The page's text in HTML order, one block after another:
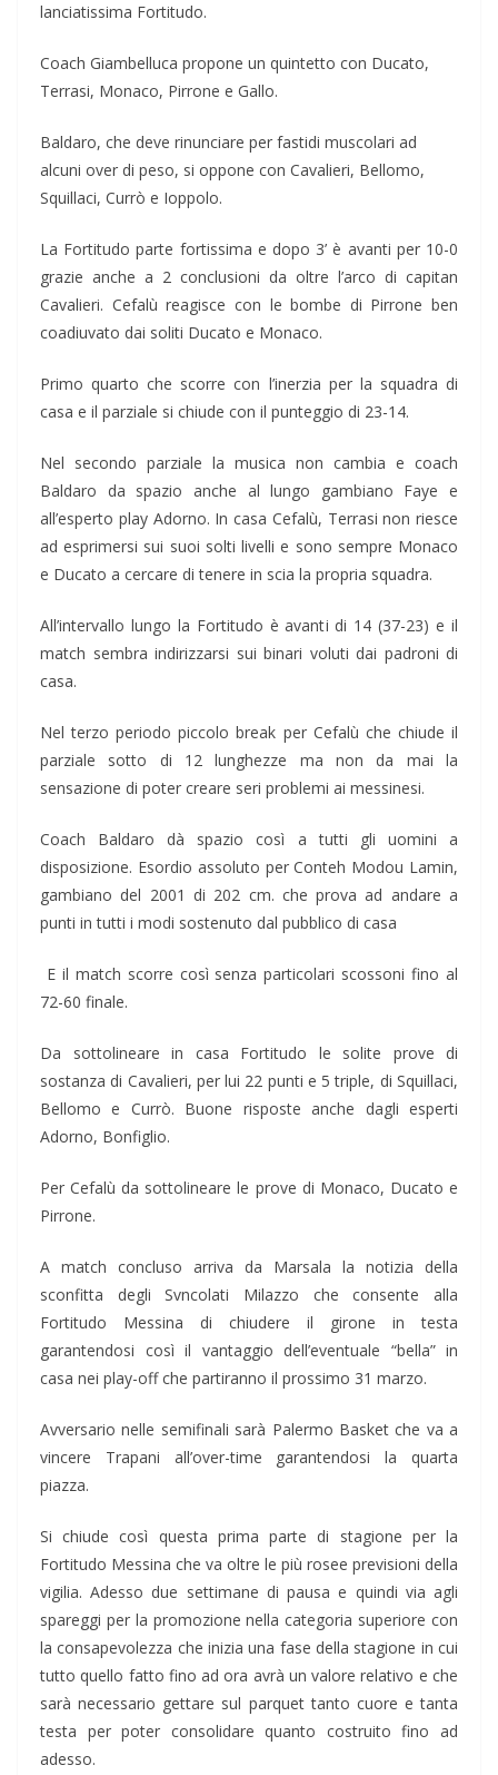
lanciatissima Fortitudo.
Coach Giambelluca propone un quintetto con Ducato,
Terrasi, Monaco, Pirrone e Gallo.
Baldaro, che deve rinunciare per fastidi muscolari ad
alcuni over di peso, si oppone con Cavalieri, Bellomo,
Squillaci, Currò e Ioppolo.
La Fortitudo parte fortissima e dopo 3’ è avanti per 10-0
grazie anche a 2 conclusioni da oltre l’arco di capitan
Cavalieri. Cefalù reagisce con le bombe di Pirrone ben
coadiuvato dai soliti Ducato e Monaco.
Primo quarto che scorre con l’inerzia per la squadra di
casa e il parziale si chiude con il punteggio di 23-14.
Nel secondo parziale la musica non cambia e coach
Baldaro da spazio anche al lungo gambiano Faye e
all’esperto play Adorno. In casa Cefalù, Terrasi non riesce
ad esprimersi sui suoi solti livelli e sono sempre Monaco
e Ducato a cercare di tenere in scia la propria squadra.
All’intervallo lungo la Fortitudo è avanti di 14 (37-23) e il
match sembra indirizzarsi sui binari voluti dai padroni di
casa.
Nel terzo periodo piccolo break per Cefalù che chiude il
parziale sotto di 12 lunghezze ma non da mai la
sensazione di poter creare seri problemi ai messinesi.
Coach Baldaro dà spazio così a tutti gli uomini a
disposizione. Esordio assoluto per Conteh Modou Lamin,
gambiano del 2001 di 202 cm. che prova ad andare a
punti in tutti i modi sostenuto dal pubblico di casa
E il match scorre così senza particolari scossoni fino al
72-60 finale.
Da sottolineare in casa Fortitudo le solite prove di
sostanza di Cavalieri, per lui 22 punti e 5 triple, di Squillaci,
Bellomo e Currò. Buone risposte anche dagli esperti
Adorno, Bonfiglio.
Per Cefalù da sottolineare le prove di Monaco, Ducato e
Pirrone.
A match concluso arriva da Marsala la notizia della
sconfitta degli Svncolati Milazzo che consente alla
Fortitudo Messina di chiudere il girone in testa
garantendosi così il vantaggio dell’eventuale “bella” in
casa nei play-off che partiranno il prossimo 31 marzo.
Avversario nelle semifinali sarà Palermo Basket che va a
vincere Trapani all’over-time garantendosi la quarta
piazza.
Si chiude così questa prima parte di stagione per la
Fortitudo Messina che va oltre le più rosee previsioni della
vigilia. Adesso due settimane di pausa e quindi via agli
spareggi per la promozione nella categoria superiore con
la consapevolezza che inizia una fase della stagione in cui
tutto quello fatto fino ad ora avrà un valore relativo e che
sarà necessario gettare sul parquet tanto cuore e tanta
testa per poter consolidare quanto costruito fino ad
adesso.